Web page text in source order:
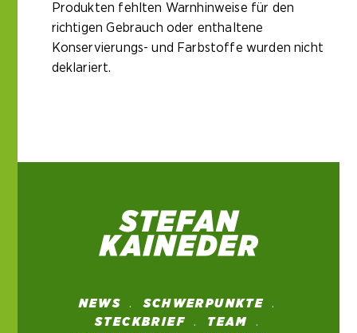
Produkten fehlten Warnhinweise für den
richtigen Gebrauch oder enthaltene
Konservierungs- und Farbstoffe wurden nicht
deklariert.
NEWS
SCHWERPUNKTE
STECKBRIEF
TEAM